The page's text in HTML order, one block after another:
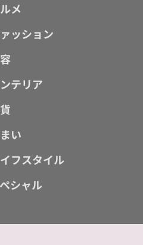
メ
ッション
テリア
い
フスタイル
シャル